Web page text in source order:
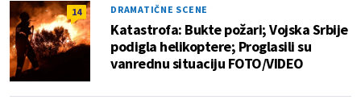
14 DRAMATIČNE SCENE
Katastrofa: Bukte požari; Vojska Srbije
podigla helikoptere; Proglasili su
vanrednu situaciju FOTO/VIDEO